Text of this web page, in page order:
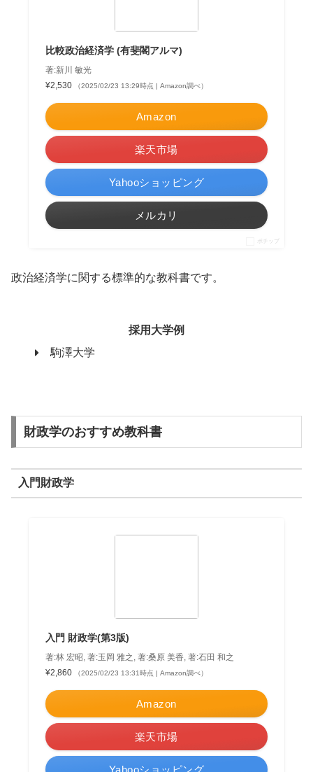
比較政治経済学 (有斐閣アルマ)
著:新川 敏光
¥2,530
（2025/02/23 13:29時点 | Amazon調べ）
Amazon
楽天市場
Yahooショッピング
メルカリ
ポチップ
政治経済学に関する標準的な教科書です。
採用大学例
駒澤大学
財政学のおすすめ教科書
入門財政学
入門 財政学(第3版)
著:林 宏昭, 著:玉岡 雅之, 著:桑原 美香, 著:石田 和之
¥2,860
（2025/02/23 13:31時点 | Amazon調べ）
Amazon
楽天市場
Yahooショッピング